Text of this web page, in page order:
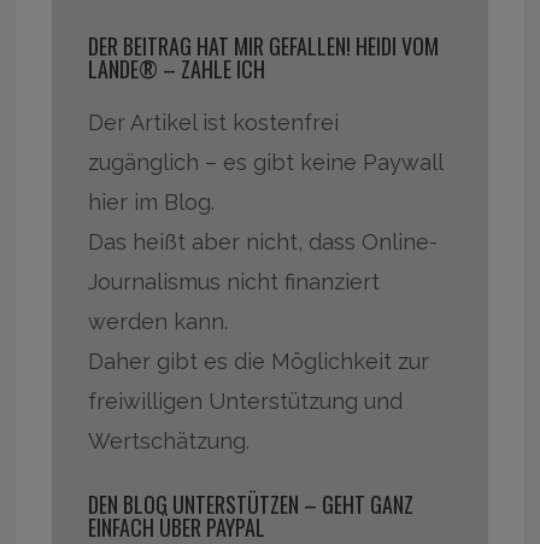
DER BEITRAG HAT MIR GEFALLEN! HEIDI VOM
LANDE® – ZAHLE ICH
Der Artikel ist kostenfrei
zugänglich – es gibt keine Paywall
hier im Blog.
Das heißt aber nicht, dass Online-
Journalismus nicht finanziert
werden kann.
Daher gibt es die Möglichkeit zur
freiwilligen Unterstützung und
Wertschätzung.
DEN BLOG UNTERSTÜTZEN – GEHT GANZ
EINFACH ÜBER PAYPAL